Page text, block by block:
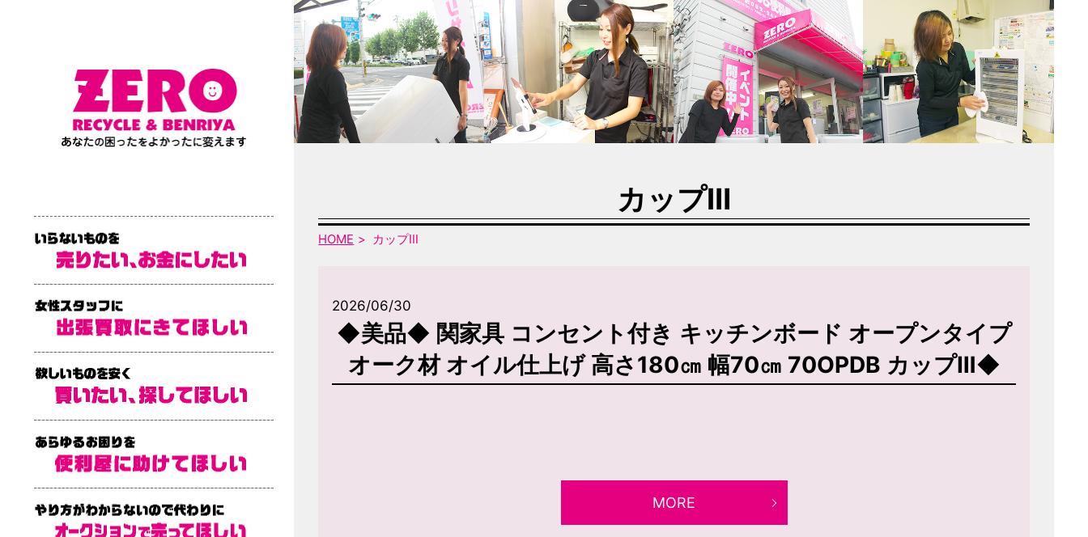
カップⅢ
HOME カップⅢ
2026/06/30
◆美品◆ 関家具 コンセント付き キッチンボード オープンタイプ
オーク材 オイル仕上げ 高さ180㎝ 幅70㎝ 70OPDB カップⅢ◆
MORE